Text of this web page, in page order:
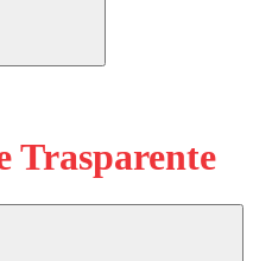
Trasparente